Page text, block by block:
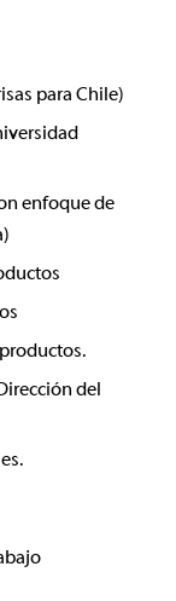
para Chile)
enfoque de
del